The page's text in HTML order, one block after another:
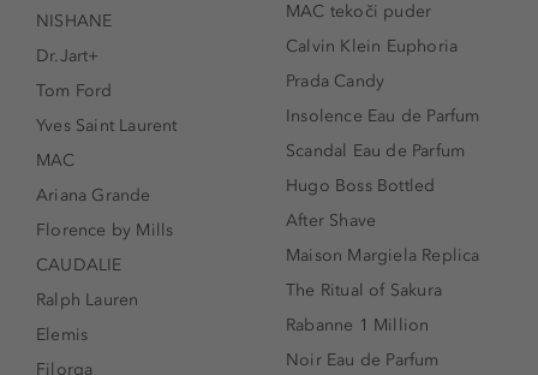
NISHANE
Dr.Jart+
Tom Ford
Yves Saint Laurent
MAC
Ariana Grande
Florence by Mills
CAUDALIE
Ralph Lauren
Elemis
Filorga
MAC tekoči puder
Calvin Klein Euphoria
Prada Candy
Insolence Eau de Parfum
Scandal Eau de Parfum
Hugo Boss Bottled
After Shave
Maison Margiela Replica
The Ritual of Sakura
Rabanne 1 Million
Noir Eau de Parfum